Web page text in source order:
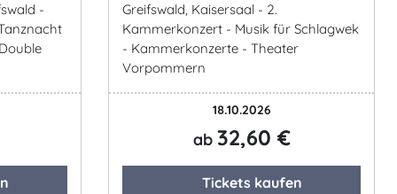
-
Greifswald, Kaisersaal - 2.
Kammerkonzert - Musik für Schlagwek
- Kammerkonzerte - Theater
Vorpommern
18.10.2026
ab 32,60 €
Tickets kaufen